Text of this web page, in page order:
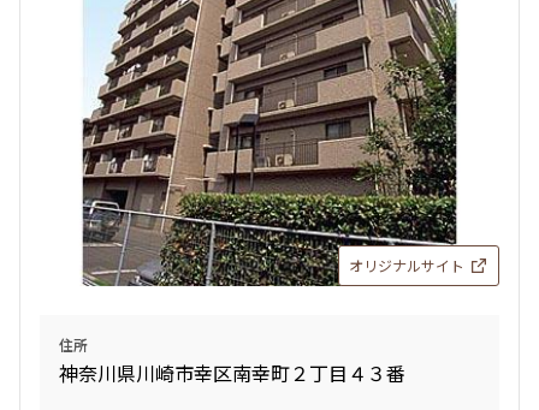
6階６２１
175,000円15,000円
1.0ヶ月 1.0ヶ月
1LDK31.75㎡
三井の賃貸
お問合せ 追加
オリジナルサイト
住所
神奈川県川崎市幸区南幸町２丁目４３番